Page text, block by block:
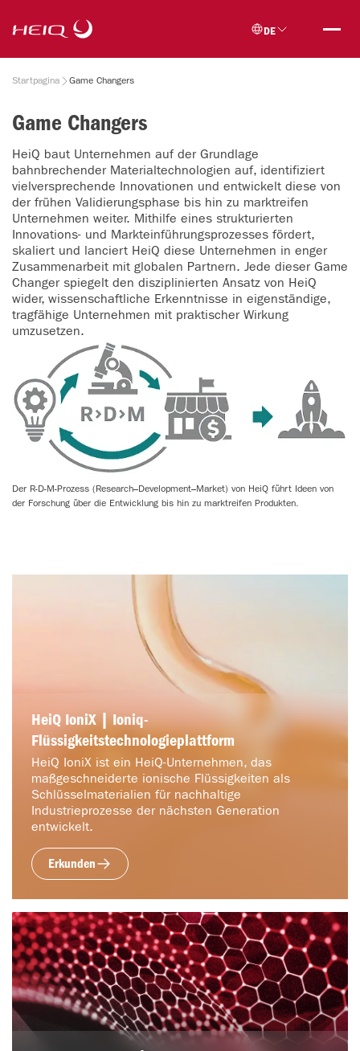
main
content
DE
Breadcrumb
Startpagina Game Changers
Game Changers
HeiQ baut Unternehmen auf der Grundlage
bahnbrechender Materialtechnologien auf, identifiziert
vielversprechende Innovationen und entwickelt diese von
der frühen Validierungsphase bis hin zu marktreifen
Unternehmen weiter. Mithilfe eines strukturierten
Innovations- und Markteinführungsprozesses fördert,
skaliert und lanciert HeiQ diese Unternehmen in enger
Zusammenarbeit mit globalen Partnern. Jede dieser Game
Changer spiegelt den disziplinierten Ansatz von HeiQ
wider, wissenschaftliche Erkenntnisse in eigenständige,
tragfähige Unternehmen mit praktischer Wirkung
umzusetzen.
Der R-D-M-Prozess (Research–Development–Market) von HeiQ führt Ideen von
der Forschung über die Entwicklung bis hin zu marktreifen Produkten.
HeiQ IoniX | Ioniq-
Flüssigkeitstechnologieplattform
HeiQ IoniX ist ein HeiQ-Unternehmen, das
maßgeschneiderte ionische Flüssigkeiten als
Schlüsselmaterialien für nachhaltige
Industrieprozesse der nächsten Generation
entwickelt.
Erkunden